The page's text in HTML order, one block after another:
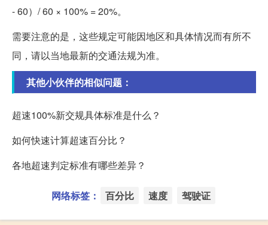
- 60）/ 60 × 100% = 20%。
需要注意的是，这些规定可能因地区和具体情况而有所不
同，请以当地最新的交通法规为准。
其他小伙伴的相似问题：
超速100%新交规具体标准是什么？
如何快速计算超速百分比？
各地超速判定标准有哪些差异？
网络标签： 百分比 速度 驾驶证